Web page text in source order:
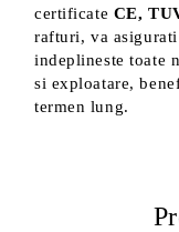
certificate CE,
rafturi, va
indeplineste toate
si exploatare,
termen lung.